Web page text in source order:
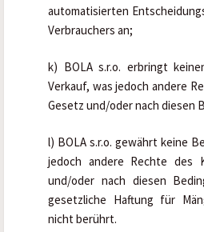
automatisierten
Verbrauchers an;
k) BOLA s.r.o. erbringt
Verkauf, was jedoch andere
Gesetz und/oder nach diesen
l) BOLA s.r.o. gewährt keine
jedoch andere Rechte des
und/oder nach diesen
gesetzliche Haftung für
nicht berührt.